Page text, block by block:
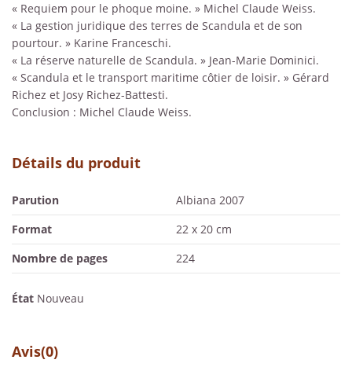
« Requiem pour le phoque moine. » Michel Claude Weiss.
« La gestion juridique des terres de Scandula et de son
pourtour. » Karine Franceschi.
« La réserve naturelle de Scandula. » Jean-Marie Dominici.
« Scandula et le transport maritime côtier de loisir. » Gérard
Richez et Josy Richez-Battesti.
Conclusion : Michel Claude Weiss.
Détails du produit
Parution
Albiana 2007
Format
22 x 20 cm
Nombre de pages
224
État Nouveau
Avis(0)